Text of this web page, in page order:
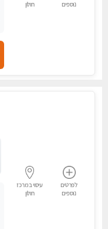
נוספים חולון
לפרטים
נוספים
עיסוי במרכז
חולון